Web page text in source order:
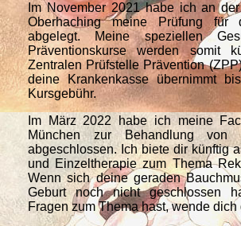
Im November 2021 habe ich an
Oberhaching meine Prüfung
abgelegt. Meine speziellen
Präventionskurse werden somit
Zentralen Prüfstelle Prävention
deine Krankenkasse übernimmt
Kursgebühr.
Im März 2022 habe ich meine
München zur Behandlung von
abgeschlossen. Ich biete dir künftig
und Einzeltherapie zum Thema
Wenn sich deine geraden
Geburt noch nicht geschlossen
Fragen zum Thema hast, wende